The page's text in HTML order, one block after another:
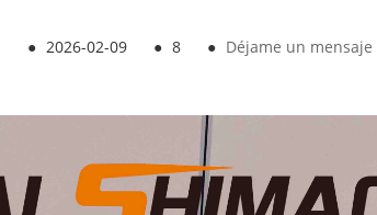
● 2026-02-09 ● 8 ● Déjame un mensaje